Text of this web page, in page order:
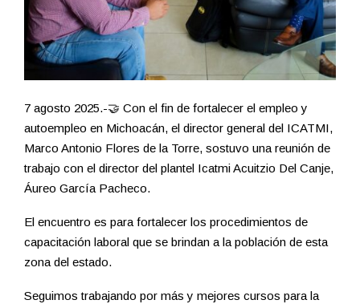
7 agosto 2025.-🤝 Con el fin de fortalecer el empleo y
autoempleo en Michoacán, el director general del ICATMI,
Marco Antonio Flores de la Torre, sostuvo una reunión de
trabajo con el director del plantel Icatmi Acuitzio Del Canje,
Áureo García Pacheco.
El encuentro es para fortalecer los procedimientos de
capacitación laboral que se brindan a la población de esta
zona del estado.
Seguimos trabajando por más y mejores cursos para la